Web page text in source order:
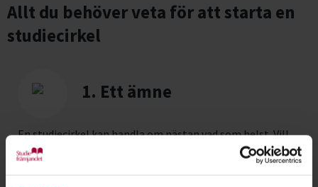
Allt du behöver veta för att starta en
studiecirkel
1. Ett ämne
En studiecirkel kan handla om nästan vad som helst. Vill
du fördjupa dig i något speciellt eller bara lära dig något